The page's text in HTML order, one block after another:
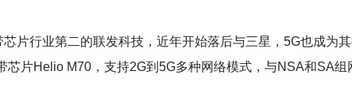
片行业第二的联发科技，近年开始落后与三星，5G也成为
芯片Helio M70，支持2G到5G多种网络模式，与NSA和SA组